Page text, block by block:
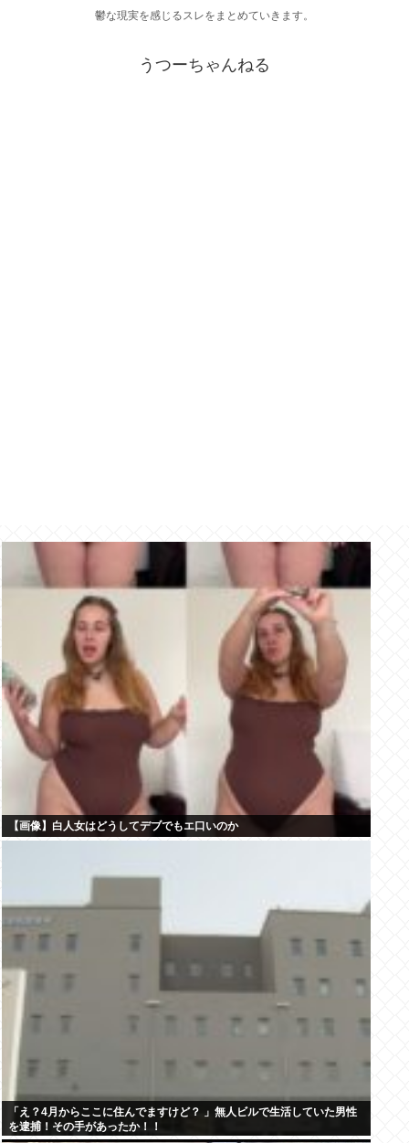
鬱な現実を感じるスレをまとめていきます。
うつーちゃんねる
【画像】白人女はどうしてデブでもエ口いのか
「え？4月からここに住んでますけど？ 」無人ビルで生活していた男性
を逮捕！その手があったか！！